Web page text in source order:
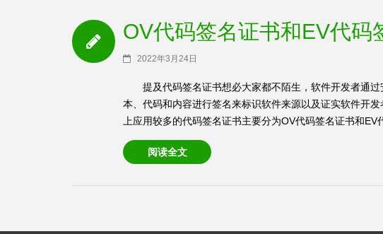
OV代码签名证书和EV代码
2022年3月24日
提及代码签名证书想必大家都不陌生，软件开发者通
本、代码和内容进行签名来标识软件来源以及证实软件开
上应用较多的代码签名证书主要分为OV代码签名证书和
阅读全文